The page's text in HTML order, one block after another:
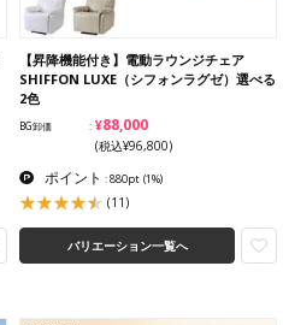
【昇降機能付き】電動ラウンジチェア
SHIFFON LUXE（シフォンラグゼ）選べる
2色
BG卸価 ¥88,000
(税込¥96,800)
ポイント : 880pt (1%)
(11)
バリエーション一覧へ